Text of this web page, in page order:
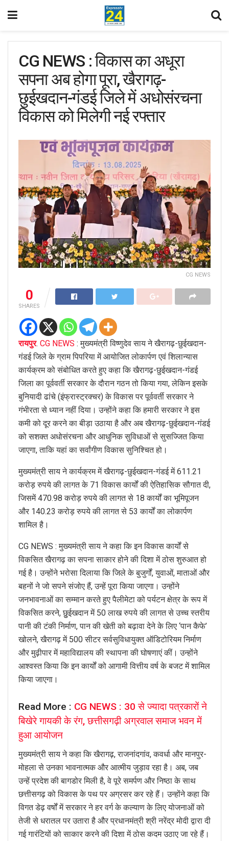
CG NEWS : विकास का अधूरा
सपना अब होगा पूरा, खैरागढ़-
छुईखदान-गंडई जिले में अधोसंरचना
विकास को मिलेगी नई रफ्तार
CG NEWS
0
SHARES
रायपुर. CG NEWS : मुख्यमंत्री विष्णुदेव साय ने खैरागढ़-छुईखदान-
गंडई जिले के ग्राम पिपरिया में आयोजित लोकार्पण एवं शिलान्यास
कार्यक्रम को संबोधित करते हुए कहा कि खैरागढ़-छुईखदान-गंडई
जिला का पूर्ववर्ती सरकार के दौरान गठन तो किया गया, लेकिन इसके
बुनियादी ढांचे (इंफ्रास्ट्रक्चर) के विकास पर पूर्ववर्ती सरकार ने
गंभीरता से ध्यान नहीं दिया। उन्होंने कहा कि हमारी सरकार ने इस
कमी को दूर करने का बीड़ा उठाया है और अब खैरागढ़-छुईखदान-गंडई
को सशक्त अधोसंरचना और आधुनिक सुविधाओं से सुसज्जित किया
जाएगा, ताकि यहां का सर्वांगीण विकास सुनिश्चित हो।
मुख्यमंत्री साय ने कार्यक्रम में खैरागढ़-छुईखदान-गंडई में 611.21
करोड़ रुपये की लागत के 71 विकास कार्यों की ऐतिहासिक सौगात दी,
जिसमें 470.98 करोड़ रुपये की लागत से 18 कार्यों का भूमिपूजन
और 140.23 करोड़ रुपये की लागत से 53 कार्यों का लोकार्पण
शामिल है।
CG NEWS : मुख्यमंत्री साय ने कहा कि इन विकास कार्यों से
विकसित खैरागढ़ का सपना साकार होने की दिशा में ठोस शुरुआत हो
गई है। उन्होंने भरोसा दिलाया कि जिले के बुजुर्गों, युवाओं, माताओं और
बहनों ने जो सपने संजोए हैं, उन्हें पूरा किया जाएगा। उन्होंने
जनभावनाओं का सम्मान करते हुए पैलीमेटा को पर्यटन क्षेत्र के रूप में
विकसित करने, छुुईखदान में 50 लाख रुपये की लागत से उच्च स्तरीय
पानी की टंकी निर्माण, पान की खेती को बढ़ावा देने के लिए ‘पान कैफे’
खोलने, खैरागढ़ में 500 सीटर सर्वसुविधायुक्त ऑडिटोरियम निर्माण
और मुढ़ीपार में महाविद्यालय की स्थापना की घोषणाएं कीं। उन्होंने
आश्वस्त किया कि इन कार्यों को आगामी वित्तीय वर्ष के बजट में शामिल
किया जाएगा।
Read More : CG NEWS : 30 से ज्यादा पत्रकारों ने
बिखेरे गायकी के रंग, छत्तीसगढ़ी अग्रवाल समाज भवन में
हुआ आयोजन
मुख्यमंत्री साय ने कहा कि खैरागढ़, राजनांदगांव, कवर्धा और मानपुर-
मोहला से उनका भावनात्मक और आत्मीय जुड़ाव रहा है। अब, जब
उन्हें प्रदेश की बागडोर मिली है, वे पूरे समर्पण और निष्ठा के साथ
छत्तीसगढ़ को विकास के पथ पर अग्रसर कर रहे हैं। उन्होंने कहा कि
विगत डेढ़ वर्षों में सरकार ने हर वर्ग के कल्याण के लिए योजनाओं को
तेजी से धरातल पर उतारा है और प्रधानमंत्री श्री नरेंद्र मोदी द्वारा दी
गई गारंटियों को साकार करने की दिशा में ठोस कदम उठाए जा रहे हैं।